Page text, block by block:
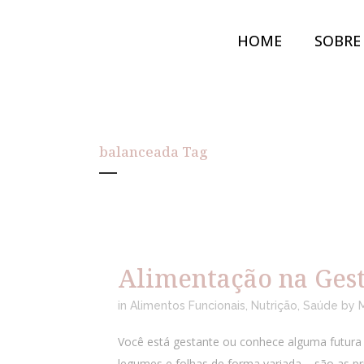
HOME SOBRE
balanceada Tag
Alimentação na
in Alimentos Funcionais Nutrição Saúde by
Você está gestante ou conhece alguma